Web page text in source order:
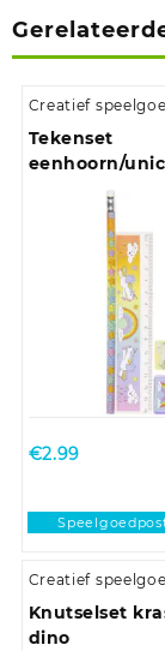
Creatief
Tekenset
eenhoorn/
delig voor
€2.99
Creatief
Knutselset
dino